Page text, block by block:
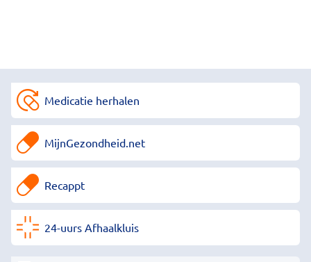
Medicatie herhalen
MijnGezondheid.net
Recappt
24-uurs Afhaalkluis